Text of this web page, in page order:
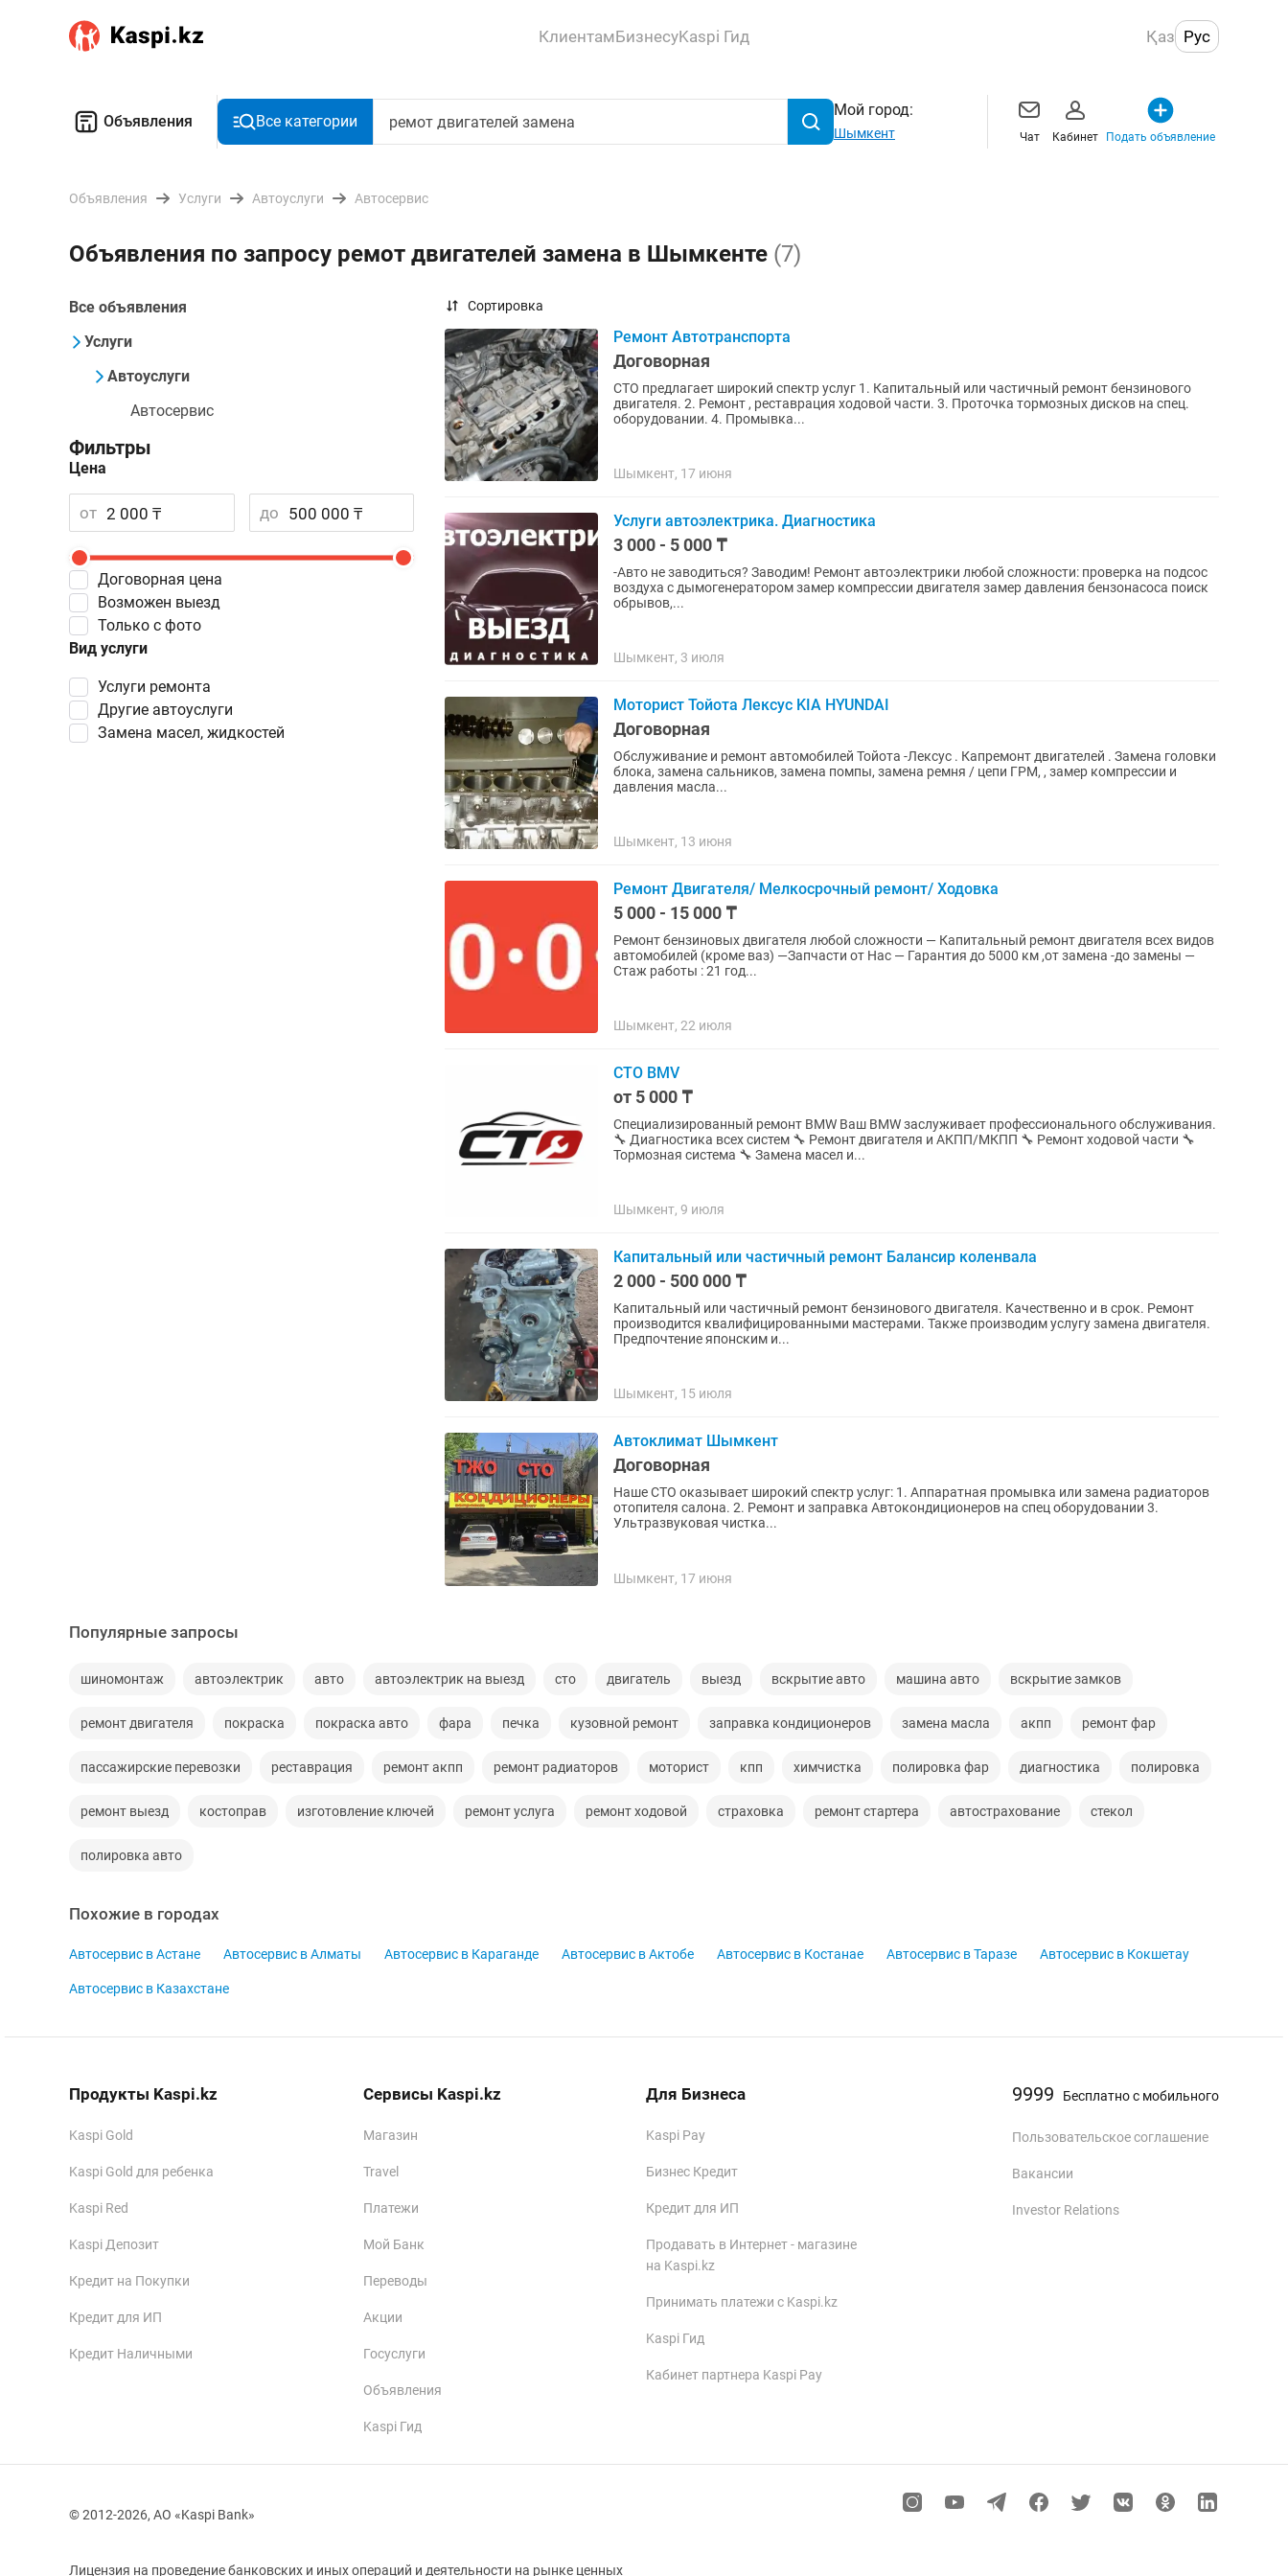
КлиентамБизнесуKaspi Гид Қаз Рус
Объявления Все категории
Мой город:
Шымкент Чат Кабинет Подать объявление
Объявления Услуги Автоуслуги Автосервис
Объявления по запросу ремот двигателей замена в Шымкенте (7)
Все объявления
Услуги
Автоуслуги
Автосервис
Фильтры
Цена
от до
Договорная цена
Возможен выезд
Вид услуги
услуги ремонта
другие автоуслуги
замена масел, жидкостей
Только с фото
Сортировка
Ремонт Автотранспорта
Договорная
СТО предлагает широкий спектр услуг 1. Капитальный или частичный ремонт бензинового
двигателя. 2. Ремонт , реставрация ходовой части. 3. Проточка тормозных дисков на спец.
оборудовании. 4. Промывка...
Шымкент, 17 июня
Услуги автоэлектрика. Диагностика
3 000 - 5 000 ₸
-Авто не заводиться? Заводим! Ремонт автоэлектрики любой сложности: проверка на подсос
воздуха с дымогенератором замер компрессии двигателя замер давления бензонасоса поиск
обрывов,...
Шымкент, 3 июля
Моторист Тойота Лексус KIA HYUNDAI
Договорная
Обслуживание и ремонт автомобилей Тойота -Лексус . Капремонт двигателей . Замена головки
блока, замена сальников, замена помпы, замена ремня / цепи ГРМ, , замер компрессии и
давления масла...
Шымкент, 13 июня
Ремонт Двигателя/ Мелкосрочный ремонт/ Ходовка
5 000 - 15 000 ₸
Ремонт бензиновых двигателя любой сложности — Капитальный ремонт двигателя всех видов
автомобилей (кроме ваз) —Запчасти от Нас — Гарантия до 5000 км ,от замена -до замены —
Стаж работы : 21 год...
Шымкент, 22 июля
СТО BMV
от 5 000 ₸
Специализированный ремонт BMW Ваш BMW заслуживает профессионального обслуживания.
🔧 Диагностика всех систем 🔧 Ремонт двигателя и АКПП/МКПП 🔧 Ремонт ходовой части 🔧
Тормозная система 🔧 Замена масел и...
Шымкент, 9 июля
Капитальный или частичный ремонт Балансир коленвала
2 000 - 500 000 ₸
Капитальный или частичный ремонт бензинового двигателя. Качественно и в срок. Ремонт
производится квалифицированными мастерами. Также производим услугу замена двигателя.
Предпочтение японским и...
Шымкент, 15 июля
Автоклимат Шымкент
Договорная
Наше СТО оказывает широкий спектр услуг: 1. Аппаратная промывка или замена радиаторов
отопителя салона. 2. Ремонт и заправка Автокондиционеров на спец оборудовании 3.
Ультразвуковая чистка...
Шымкент, 17 июня
Популярные запросы
шиномонтаж автоэлектрик авто автоэлектрик на выезд сто двигатель выезд вскрытие авто машина авто вскрытие замков
ремонт двигателя покраска покраска авто фара печка кузовной ремонт заправка кондиционеров замена масла акпп ремонт фар
пассажирские перевозки реставрация ремонт акпп ремонт радиаторов моторист кпп химчистка полировка фар диагностика полировка
ремонт выезд костоправ изготовление ключей ремонт услуга ремонт ходовой страховка ремонт стартера автострахование стекол
полировка авто
Похожие в городах
Автосервис в Астане Автосервис в Алматы Автосервис в Караганде Автосервис в Актобе Автосервис в Костанае Автосервис в Таразе Автосервис в Кокшетау
Автосервис в Казахстане
Продукты Kaspi.kz
Kaspi Gold
Kaspi Gold для ребенка
Kaspi Red
Kaspi Депозит
Кредит на Покупки
Кредит для ИП
Кредит Наличными
Сервисы Kaspi.kz
Магазин
Travel
Платежи
Мой Банк
Переводы
Акции
Госуслуги
Объявления
Kaspi Гид
Для Бизнеса
Kaspi Pay
Бизнес Кредит
Кредит для ИП
Продавать в Интернет - магазине
на Kaspi.kz
Принимать платежи с Kaspi.kz
Kaspi Гид
Кабинет партнера Kaspi Pay
9999 Бесплатно с мобильного
Пользовательское соглашение
Вакансии
Investor Relations
© 2012-2026, АО «Kaspi Bank»
Лицензия на проведение банковских и иных операций и деятельности на рынке ценных